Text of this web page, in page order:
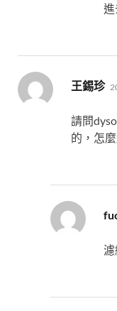
王錫珍表
請問
的，怎